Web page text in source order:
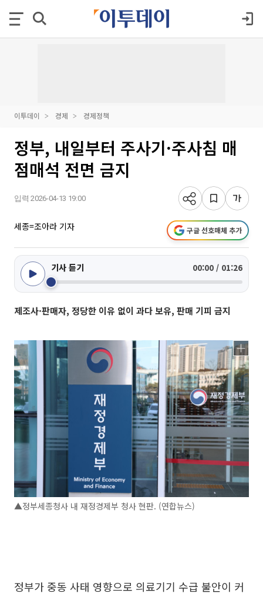
이투데이 경제 경제정책
정부, 내일부터 주사기·주사침 매
점매석 전면 금지
입력 2026-04-13 19:00
세종=조아라 기자 구글 선호매체 추가
기사 듣기 00:00 / 01:26
제조사·판매자, 정당한 이유 없이 과다 보유, 판매 기피 금지
▲정부세종청사 내 재정경제부 청사 현판. (연합뉴스)
정부가 중동 사태 영향으로 의료기기 수급 불안이 커